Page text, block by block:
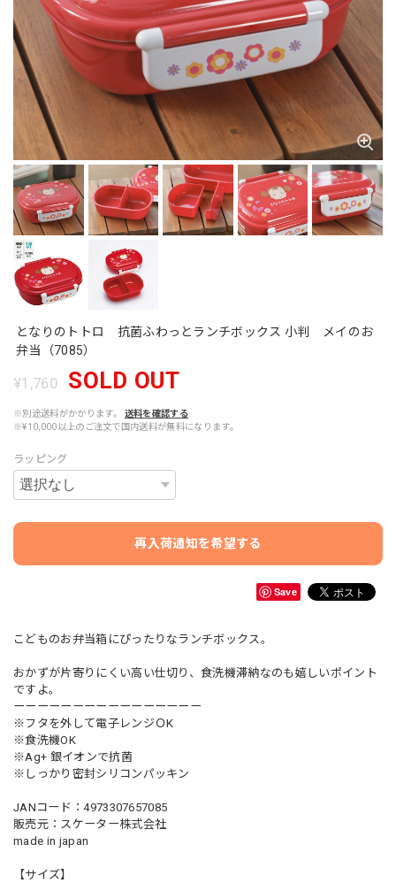
となりのトトロ 抗菌ふわっとランチボックス 小判 メイのお
弁当（7085）
¥1,760 SOLD OUT
※別途送料がかかります。
送料を確認する
※¥10,000以上のご注文で国内送料が無料になります。
ラッピング
再入荷通知を希望する
Save
こどものお弁当箱にぴったりなランチボックス。
おかずが片寄りにくい高い仕切り、食洗機滞納なのも嬉しいポイント
ですよ。
ーーーーーーーーーーーーーーーー
※フタを外して電子レンジＯK
※食洗機OK
※Ag+ 銀イオンで抗菌
※しっかり密封シリコンパッキン
JANコード：4973307657085
販売元：スケーター株式会社
made in japan
【サイズ】